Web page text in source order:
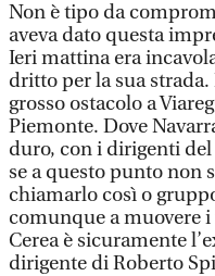
Non è tipo da
aveva dato questa
Ieri mattina era
dritto per la sua
grosso ostacolo a
Piemonte. Dove
duro, con i dirigenti del
se a questo punto non
chiamarlo così o
comunque a muovere
Cerea è sicuramente
dirigente di Roberto